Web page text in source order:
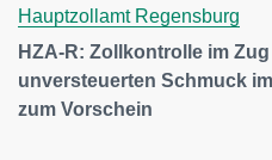
Hauptzollamt Regensburg
HZA-R: Zollkontrolle im
unversteuerten Schmuck
zum Vorschein